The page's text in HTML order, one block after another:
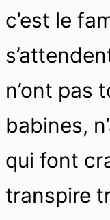
c’est le
n’ont pas
babines,
qui font
transpire